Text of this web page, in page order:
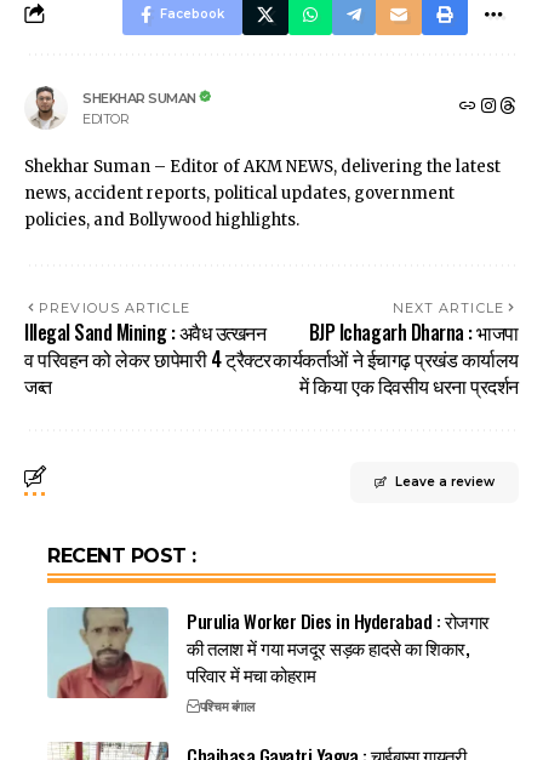
Facebook
SHEKHAR SUMAN
EDITOR
Shekhar Suman – Editor of AKM NEWS, delivering the latest
news, accident reports, political updates, government
policies, and Bollywood highlights.
PREVIOUS ARTICLE
Illegal Sand Mining : अवैध उत्खनन
व परिवहन को लेकर छापेमारी 4 ट्रैक्टर
जब्त
NEXT ARTICLE
BJP Ichagarh Dharna : भाजपा
कार्यकर्ताओं ने ईचागढ़ प्रखंड कार्यालय
में किया एक दिवसीय धरना प्रदर्शन
Leave a review
RECENT POST :
Purulia Worker Dies in Hyderabad : रोजगार
की तलाश में गया मजदूर सड़क हादसे का शिकार,
परिवार में मचा कोहराम
पश्चिम बंगाल